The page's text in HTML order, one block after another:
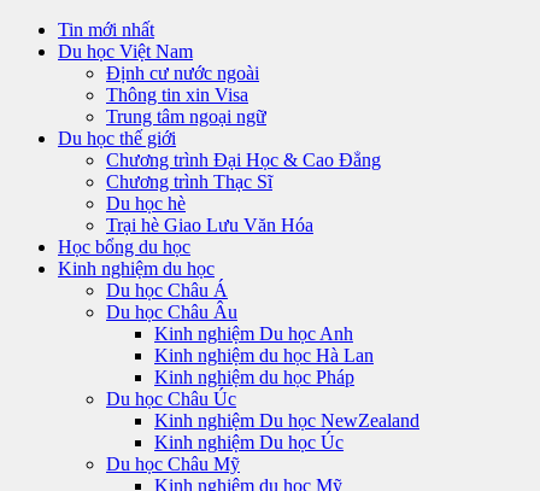
Tin mới nhất
Du học Việt Nam
Định cư nước ngoài
Thông tin xin Visa
Trung tâm ngoại ngữ
Du học thế giới
Chương trình Đại Học & Cao Đẳng
Chương trình Thạc Sĩ
Du học hè
Trại hè Giao Lưu Văn Hóa
Học bổng du học
Kinh nghiệm du học
Du học Châu Á
Du học Châu Âu
Kinh nghiệm Du học Anh
Kinh nghiệm du học Hà Lan
Kinh nghiệm du học Pháp
Du học Châu Úc
Kinh nghiệm Du học NewZealand
Kinh nghiệm Du học Úc
Du học Châu Mỹ
Kinh nghiệm du học Mỹ